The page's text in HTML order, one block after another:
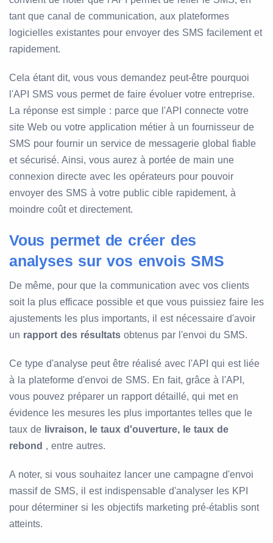
tant que canal de communication, aux plateformes
logicielles existantes pour envoyer des SMS facilement et
rapidement.
Cela étant dit, vous vous demandez peut-être pourquoi
l'API SMS vous permet de faire évoluer votre entreprise.
La réponse est simple : parce que l'API connecte votre
site Web ou votre application métier à un fournisseur de
SMS pour fournir un service de messagerie global fiable
et sécurisé. Ainsi, vous aurez à portée de main une
connexion directe avec les opérateurs pour pouvoir
envoyer des SMS à votre public cible rapidement, à
moindre coût et directement.
Vous permet de créer des
analyses sur vos envois SMS
De même, pour que la communication avec vos clients
soit la plus efficace possible et que vous puissiez faire les
ajustements les plus importants, il est nécessaire d'avoir
un rapport des résultats obtenus par l'envoi du SMS.
Ce type d'analyse peut être réalisé avec l'API qui est liée
à la plateforme d'envoi de SMS. En fait, grâce à l'API,
vous pouvez préparer un rapport détaillé, qui met en
évidence les mesures les plus importantes telles que le
taux de livraison, le taux d'ouverture, le taux de
rebond , entre autres.
A noter, si vous souhaitez lancer une campagne d'envoi
massif de SMS, il est indispensable d'analyser les KPI
pour déterminer si les objectifs marketing pré-établis sont
atteints.